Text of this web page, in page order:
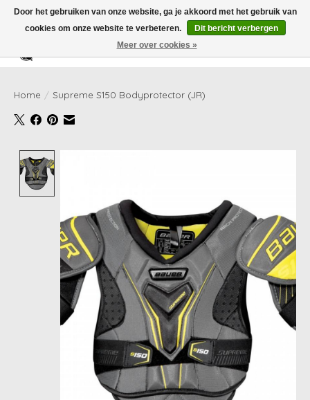
Verlanglijst
Home / Supreme S150 Bodyprotector (JR)
Door het gebruiken van onze website, ga je akkoord met het gebruik van
cookies om onze website te verbeteren.
Dit bericht verbergen
Meer over cookies »